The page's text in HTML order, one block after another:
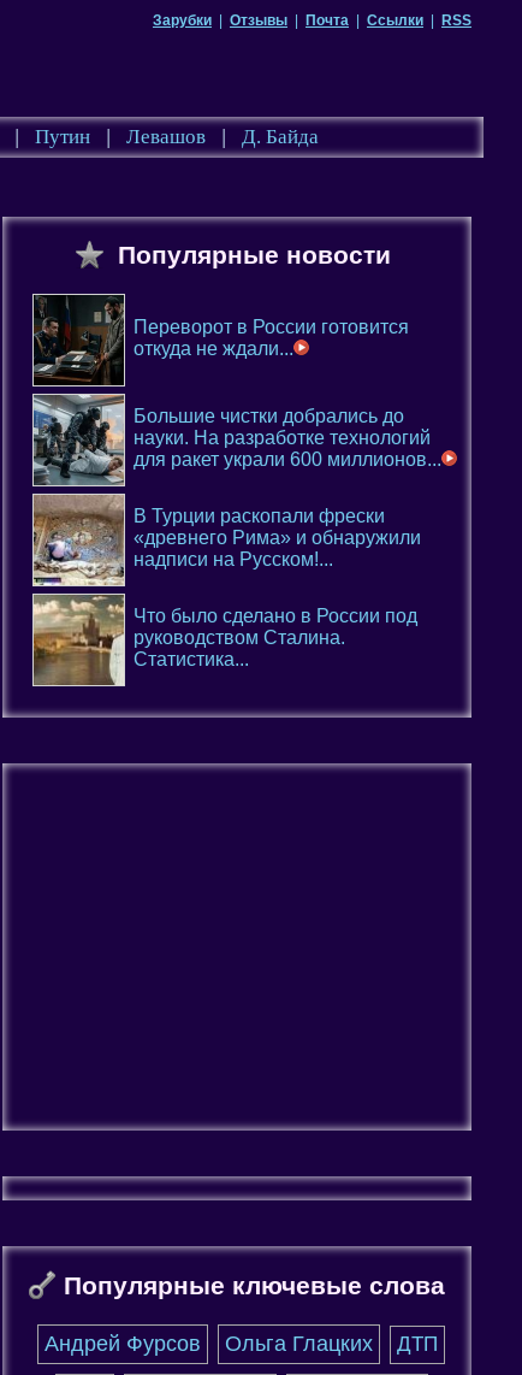
Зарубки Отзывы Почта Ссылки RSS
| Путин | Левашов | Д. Байда
Популярные новости
Переворот в России готовится
откуда не ждали...
Большие чистки добрались до
науки. На разработке технологий
для ракет украли 600 миллионов...
В Турции раскопали фрески
«древнего Рима» и обнаружили
надписи на Русском!...
Что было сделано в России под
руководством Сталина.
Статистика...
Популярные ключевые слова
Андрей Фурсов Ольга Глацких ДТП